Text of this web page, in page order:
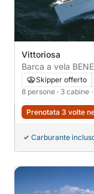
Vittoriosa
Barca a vela
Skipper offerto
8 persone · 3 cabine
Prenotata 3 volte
Carburante